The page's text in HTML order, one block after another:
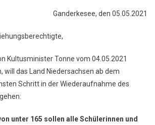
Ganderkesee, den 05.05.2021
Kultusminister Tonne vom 04.05.2021
will das Land Niedersachsen ab dem
Schritt in der Wiederaufnahme des
unter 165 sollen alle Schülerinnen und